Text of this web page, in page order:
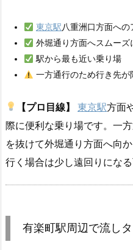
東京駅八重洲口方面へ
外堀通り方面へスムーズ
駅から最も近い乗り場
一方通行のため行き先が
【プロ目線】 東京駅方面
際に便利な乗り場です。一
を抜けて外堀通り方面へ向
行く場合は少し遠回りになる
有楽町駅周辺で流し